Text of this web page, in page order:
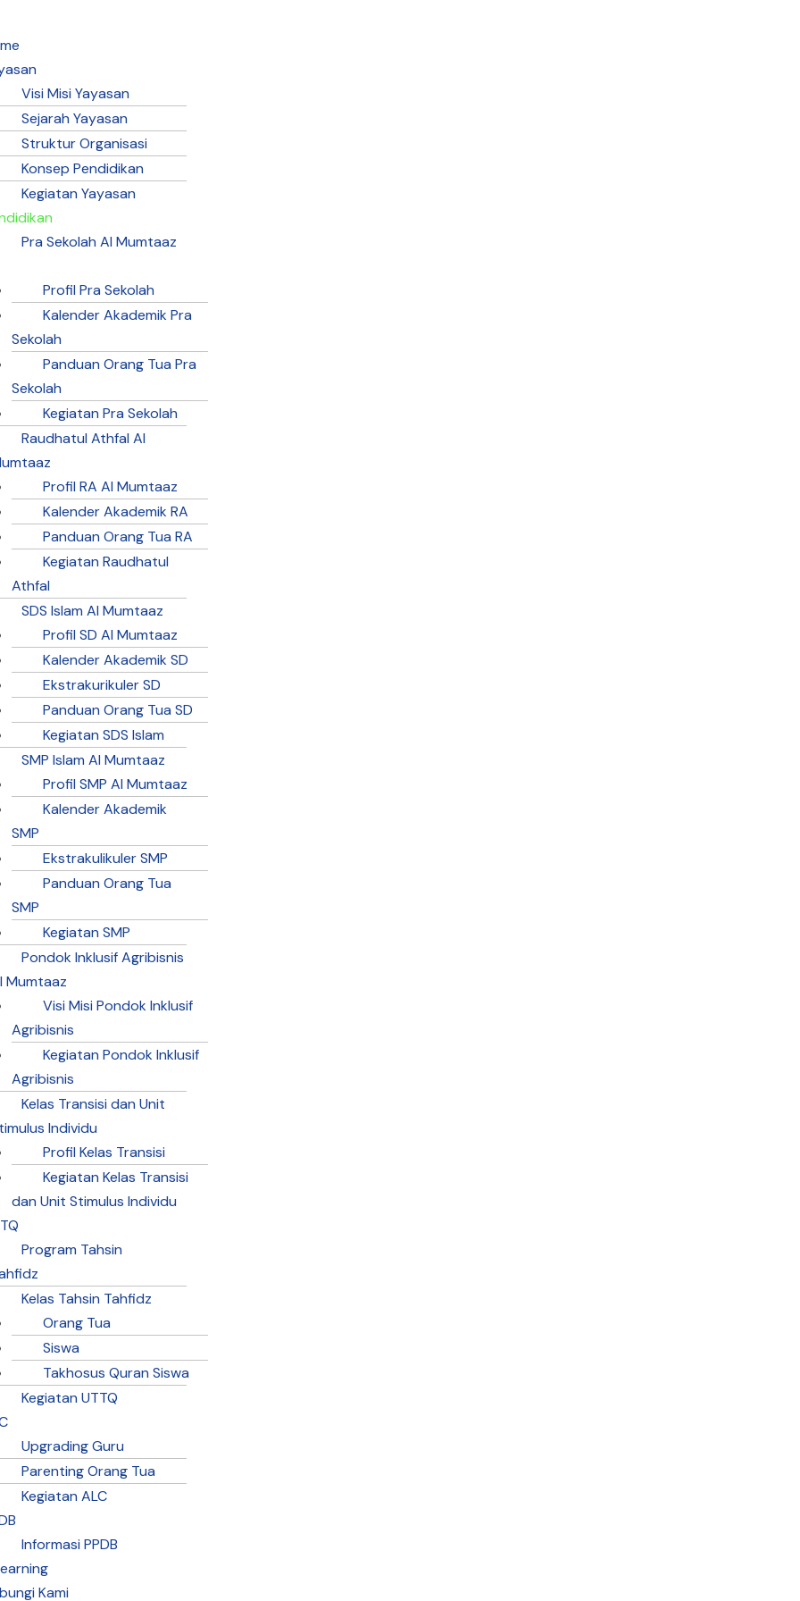
Visi Misi Yayasan
Sejarah Yayasan
Struktur Organisasi
Konsep Pendidikan
Kegiatan Yayasan
Pra Sekolah Al Mumtaaz
Profil Pra Sekolah
Kalender Akademik Pra
Sekolah
Panduan Orang Tua Pra
Sekolah
Kegiatan Pra Sekolah
Raudhatul Athfal Al
Profil RA Al Mumtaaz
Kalender Akademik RA
Panduan Orang Tua RA
Kegiatan Raudhatul
Athfal
SDS Islam Al Mumtaaz
Profil SD Al Mumtaaz
Kalender Akademik SD
Ekstrakurikuler SD
Panduan Orang Tua SD
Kegiatan SDS Islam
SMP Islam Al Mumtaaz
Profil SMP Al Mumtaaz
Kalender Akademik
SMP
Ekstrakulikuler SMP
Panduan Orang Tua
SMP
Kegiatan SMP
Pondok Inklusif Agribisnis
Mumtaaz
Visi Misi Pondok Inklusif
Agribisnis
Kegiatan Pondok Inklusif
Agribisnis
Kelas Transisi dan Unit
Individu
Profil Kelas Transisi
Kegiatan Kelas Transisi
dan Unit Stimulus Individu
Program Tahsin
Kelas Tahsin Tahfidz
Orang Tua
Siswa
Takhosus Quran Siswa
Kegiatan UTTQ
Upgrading Guru
Parenting Orang Tua
Kegiatan ALC
Informasi PPDB
Kami